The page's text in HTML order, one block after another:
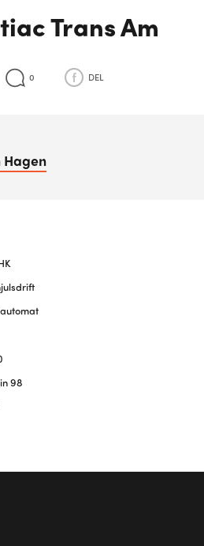
Trans Am
0 DEL
Hagen
98